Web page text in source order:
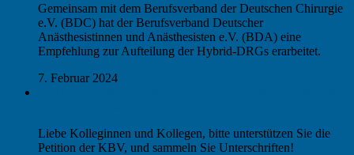
Gemeinsam mit dem Berufsverband der Deutschen Chirurgie
e.V. (BDC) hat der Berufsverband Deutscher
Anästhesistinnen und Anästhesisten e.V. (BDA) eine
Empfehlung zur Aufteilung der Hybrid-DRGs erarbeitet.
7. Februar 2024
Liebe Kolleginnen und Kollegen, bitte unterstützen Sie die
Petition der KBV, und sammeln Sie Unterschriften!